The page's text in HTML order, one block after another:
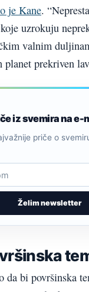
je Kane.
uzrokuju
valnim
planet prekriven
iz svemira na e-
Želim newsletter
priče o
da bi površinska